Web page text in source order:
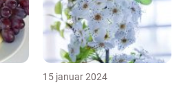
15 januar 2024